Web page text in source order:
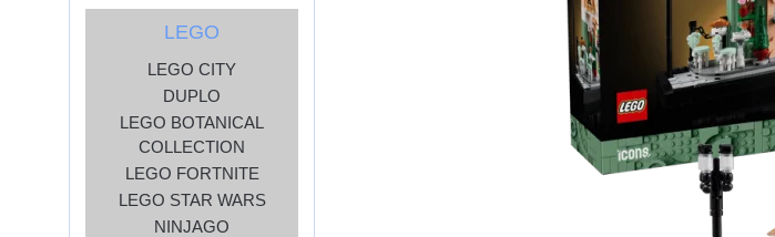
LEGO
LEGO CITY
DUPLO
LEGO BOTANICAL
COLLECTION
LEGO FORTNITE
LEGO STAR WARS
NINJAGO